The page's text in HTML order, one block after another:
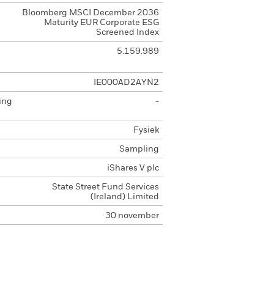
Bloomberg MSCI December 2036
Maturity EUR Corporate ESG
Screened Index
5.159.989
IE000AD2AYN2
-
Fysiek
Sampling
iShares V plc
State Street Fund Services
(Ireland) Limited
30 november